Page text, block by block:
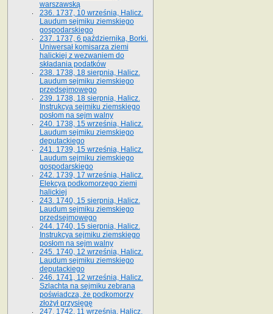
warszawską
236. 1737, 10 września, Halicz.
Laudum sejmiku ziemskiego
gospodarskiego
237. 1737, 6 października, Borki.
Uniwersał komisarza ziemi
halickiej z wezwaniem do
składania podatków
238. 1738, 18 sierpnia, Halicz.
Laudum sejmiku ziemskiego
przedsejmowego
239. 1738, 18 sierpnia, Halicz.
Instrukcya sejmiku ziemskiego
posłom na sejm walny
240. 1738, 15 września, Halicz.
Laudum sejmiku ziemskiego
deputackiego
241. 1739, 15 września, Halicz.
Laudum sejmiku ziemskiego
gospodarskiego
242. 1739, 17 września, Halicz.
Elekcya podkomorzego ziemi
halickiej
243. 1740, 15 sierpnia, Halicz.
Laudum sejmiku ziemskiego
przedsejmowego
244. 1740, 15 sierpnia, Halicz.
Instrukcya sejmiku ziemskiego
posłom na sejm walny
245. 1740, 12 września, Halicz.
Laudum sejmiku ziemskiego
deputackiego
246. 1741, 12 września, Halicz.
Szlachta na sejmiku zebrana
poświadcza, że podkomorzy
złożył przysięgę
247. 1742, 11 września, Halicz.